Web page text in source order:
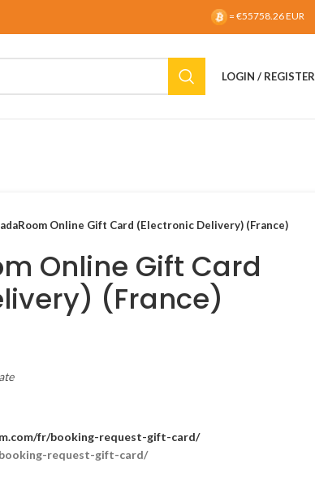
= €55758.26 EUR
LOGIN / REGISTER
Online Gift Card (Electronic Delivery) (France)
Online Gift Card
(France)
fr/booking-request-gift-card/
request-gift-card/